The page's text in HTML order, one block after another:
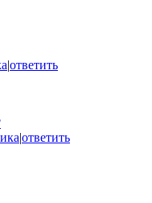
|ответить
|ответить